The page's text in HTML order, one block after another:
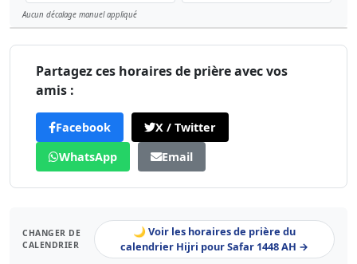
Aucun décalage manuel appliqué
Partagez ces horaires de prière avec vos
amis :
Facebook
X / Twitter
WhatsApp
Email
CHANGER DE
CALENDRIER
🌙 Voir les horaires de prière du
calendrier Hijri pour Safar 1448 AH →